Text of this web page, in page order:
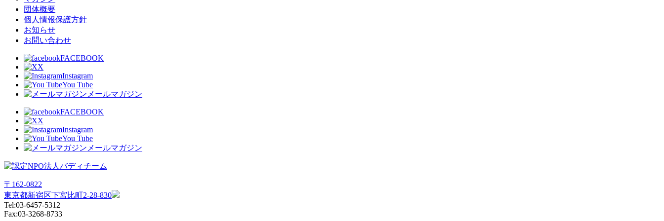
団体概要
個人情報保護方針
お知らせ
お問い合わせ
FACEBOOK
X
Instagram
You Tube
メールマガジン
FACEBOOK
X
Instagram
You Tube
メールマガジン
〒162-0822
東京都新宿区下宮比町2-28-830
Tel:03-6457-5312
Fax:03-3268-8733